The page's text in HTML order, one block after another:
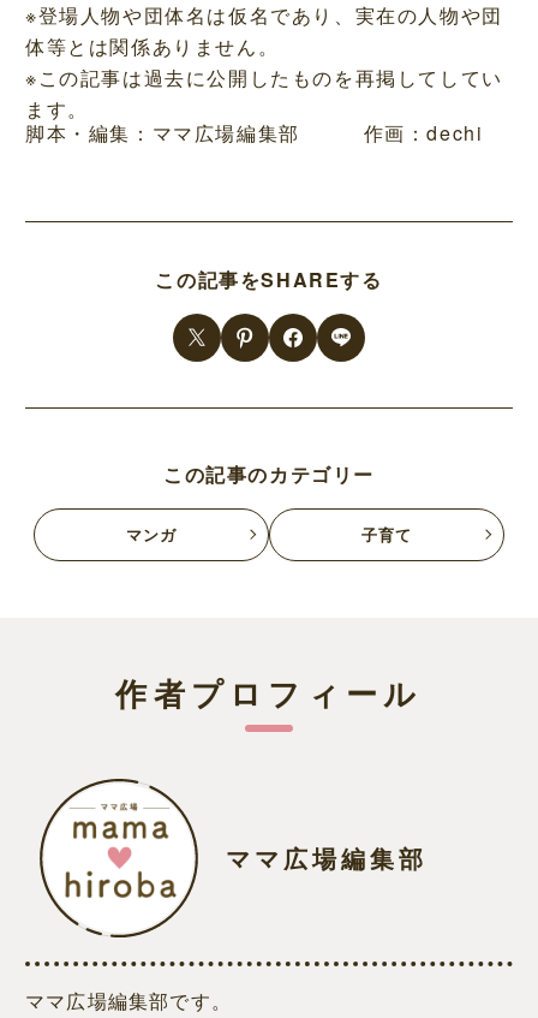
※登場人物や団体名は仮名であり、実在の人物や団
体等とは関係ありません。
※この記事は過去に公開したものを再掲してしてい
ます。
脚本・編集：ママ広場編集部 作画：dechi
この記事をSHAREする
この記事のカテゴリー
マンガ 子育て
作者プロフィール
ママ広場編集部
ママ広場編集部です。